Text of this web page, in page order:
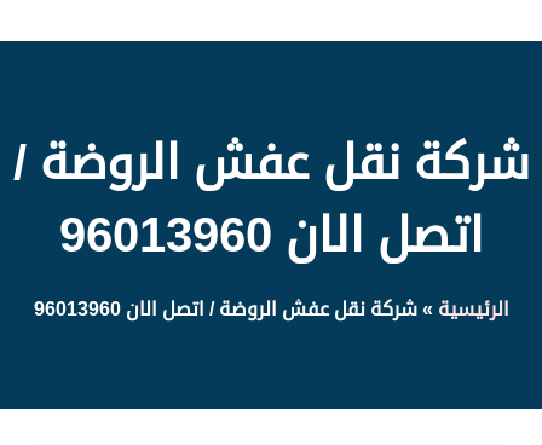
شركة نقل عفش الروضة /
اتصل الان 96013960
الرئيسية »شركة نقل عفش الروضة / اتصل الان 96013960